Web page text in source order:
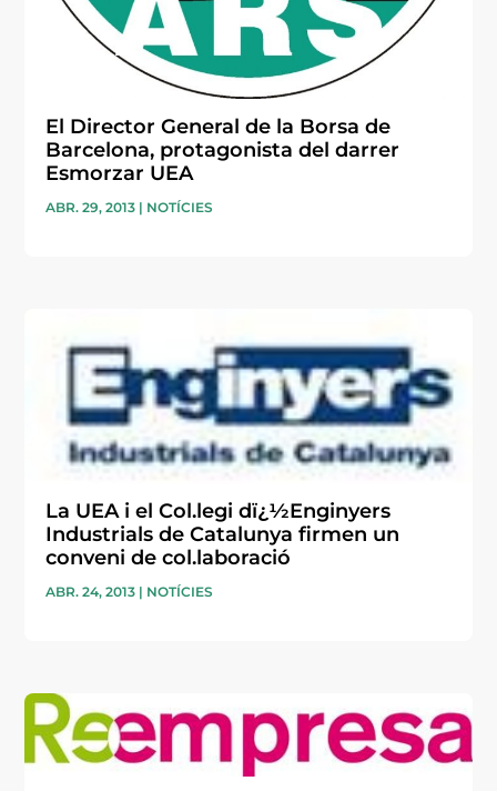
El Director General de la Borsa de
Barcelona, protagonista del darrer
Esmorzar UEA
ABR. 29, 2013 | NOTÍCIES
La UEA i el Col.legi dï¿½Enginyers
Industrials de Catalunya firmen un
conveni de col.laboració
ABR. 24, 2013 | NOTÍCIES